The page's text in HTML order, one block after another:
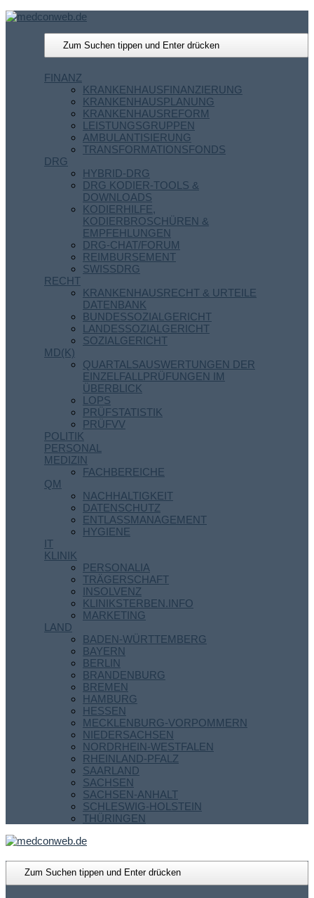
FINANZ
KRANKENHAUSFINANZIERUNG
KRANKENHAUSPLANUNG
KRANKENHAUSREFORM
LEISTUNGSGRUPPEN
AMBULANTISIERUNG
TRANSFORMATIONSFONDS
DRG
HYBRID-DRG
DRG KODIER-TOOLS &
DOWNLOADS
KODIERHILFE,
KODIERBROSCHÜREN &
EMPFEHLUNGEN
DRG-CHAT/FORUM
REIMBURSEMENT
SWISSDRG
RECHT
KRANKENHAUSRECHT & URTEILE
DATENBANK
BUNDESSOZIALGERICHT
LANDESSOZIALGERICHT
SOZIALGERICHT
MD(K)
QUARTALSAUSWERTUNGEN DER
EINZELFALLPRÜFUNGEN IM
ÜBERBLICK
LOPS
PRÜFSTATISTIK
PRÜFVV
POLITIK
PERSONAL
MEDIZIN
FACHBEREICHE
QM
NACHHALTIGKEIT
DATENSCHUTZ
ENTLASSMANAGEMENT
HYGIENE
IT
KLINIK
PERSONALIA
TRÄGERSCHAFT
INSOLVENZ
KLINIKSTERBEN.INFO
MARKETING
LAND
BADEN-WÜRTTEMBERG
BAYERN
BERLIN
BRANDENBURG
BREMEN
HAMBURG
HESSEN
MECKLENBURG-VORPOMMERN
NIEDERSACHSEN
NORDRHEIN-WESTFALEN
RHEINLAND-PFALZ
SAARLAND
SACHSEN
SACHSEN-ANHALT
SCHLESWIG-HOLSTEIN
THÜRINGEN